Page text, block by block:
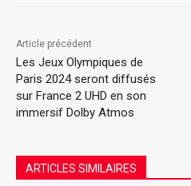
Article précédent
Les Jeux Olympiques de
Paris 2024 seront diffusés
sur France 2 UHD en son
immersif Dolby Atmos
ARTICLES SIMILAIRES